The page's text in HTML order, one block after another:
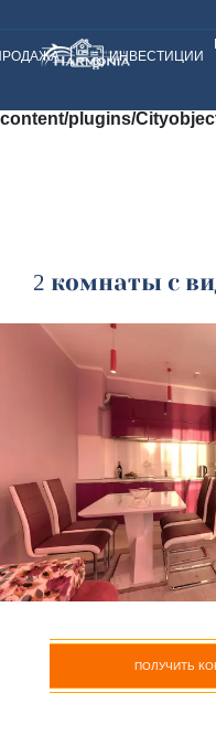
ИНВЕСТИЦИИ
Warning
: Trying to access
/home/u757835421/
content/plugins/
2 комнаты с
ПОЛУЧИТЬ